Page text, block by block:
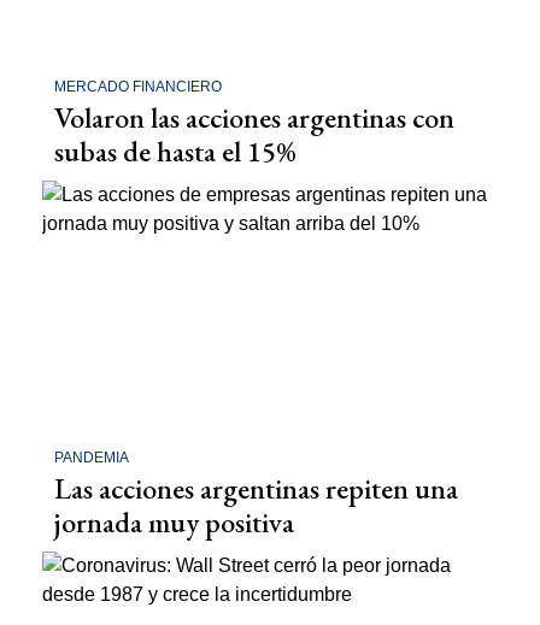
MERCADO FINANCIERO
Volaron las acciones argentinas con
subas de hasta el 15%
PANDEMIA
Las acciones argentinas repiten una
jornada muy positiva